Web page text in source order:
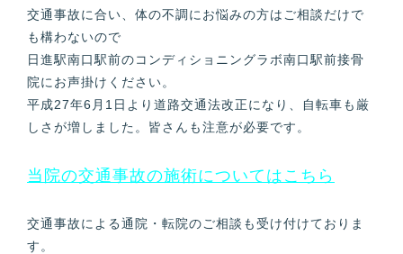
交通事故に合い、体の不調にお悩みの方はご相談だけで
も構わないので
日進駅南口駅前のコンディショニングラボ南口駅前接骨
院にお声掛けください。
平成27年6月1日より道路交通法改正になり、自転車も厳
しさが増しました。皆さんも注意が必要です。
当院の交通事故の施術についてはこちら
交通事故による通院・転院のご相談も受け付けておりま
す。